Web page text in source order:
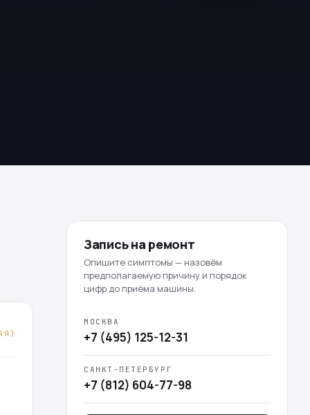
Запись на ремонт
Опишите симптомы — назовём
предполагаемую причину и порядок
цифр до приёма машины.
МОСКВА
+7 (495) 125-12-31
САНКТ-ПЕТЕРБУРГ
+7 (812) 604-77-98